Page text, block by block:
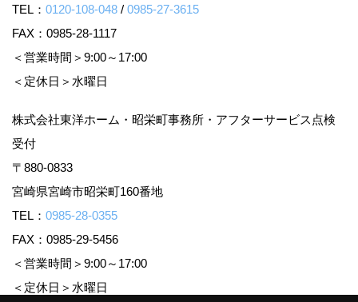
TEL： 0120-108-048 / 0985-27-3615
FAX：0985-28-1117
＜営業時間＞9:00～17:00
＜定休日＞水曜日
株式会社東洋ホーム・昭栄町事務所・アフターサービス点検
受付
〒880-0833
宮崎県宮崎市昭栄町160番地
TEL： 0985-28-0355
FAX：0985-29-5456
＜営業時間＞9:00～17:00
＜定休日＞水曜日